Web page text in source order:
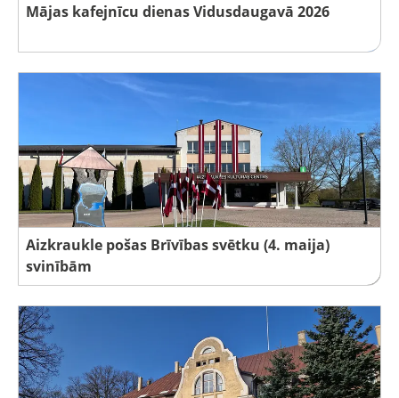
Mājas kafejnīcu dienas Vidusdaugavā 2026
Aizkraukle pošas Brīvības svētku (4. maija)
svinībām